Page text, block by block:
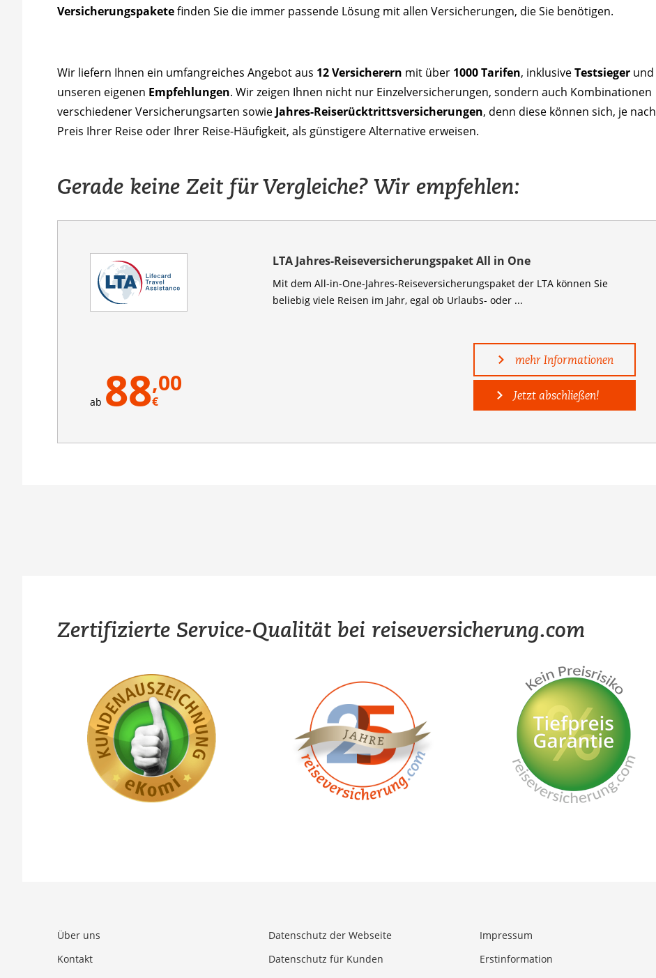
Versicherungspaketefinden Sie die immer passende Lösung mit allen Versicherungen, die Sie benötigen.
Wir liefern Ihnen ein umfangreiches Angebot aus 12 Versicherern mit über 1000 Tarifen, inklusiveTestsieger und
unseren eigenen Empfehlungen. Wir zeigen Ihnen nicht nur Einzelversicherungen, sondern auch Kombinationen
verschiedener Versicherungsarten sowie Jahres-Reiserücktrittsversicherungen, denn diese können sich, je nach
Preis Ihrer Reise oder Ihrer Reise-Häufigkeit, als günstigere Alternative erweisen.
Gerade keine Zeit für Vergleiche? Wir empfehlen:
LTA Jahres-Reiseversicherungspaket All in One
Mit dem All-in-One-Jahres-Reiseversicherungspaket der LTA können Sie
beliebig viele Reisen im Jahr, egal ob Urlaubs- oder ...
ab 88,00
€
mehr Informationen
Jetzt abschließen!
Zertifizierte Service-Qualität bei reiseversicherung.com
Über uns
Kontakt
Datenschutz der Webseite
Datenschutz für Kunden
Impressum
Erstinformation